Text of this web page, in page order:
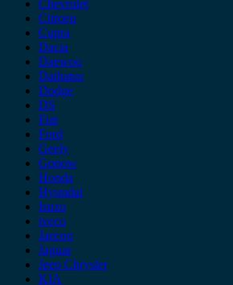
Chevrolet
Citroen
Cupra
Dacia
Daewoo
Daihatsu
Dodge
DS
Fiat
Ford
Geely
Gonow
Honda
Hyundai
Isuzu
iveco
Jaecoo
Jaguar
Jeep Chrysler
KIA